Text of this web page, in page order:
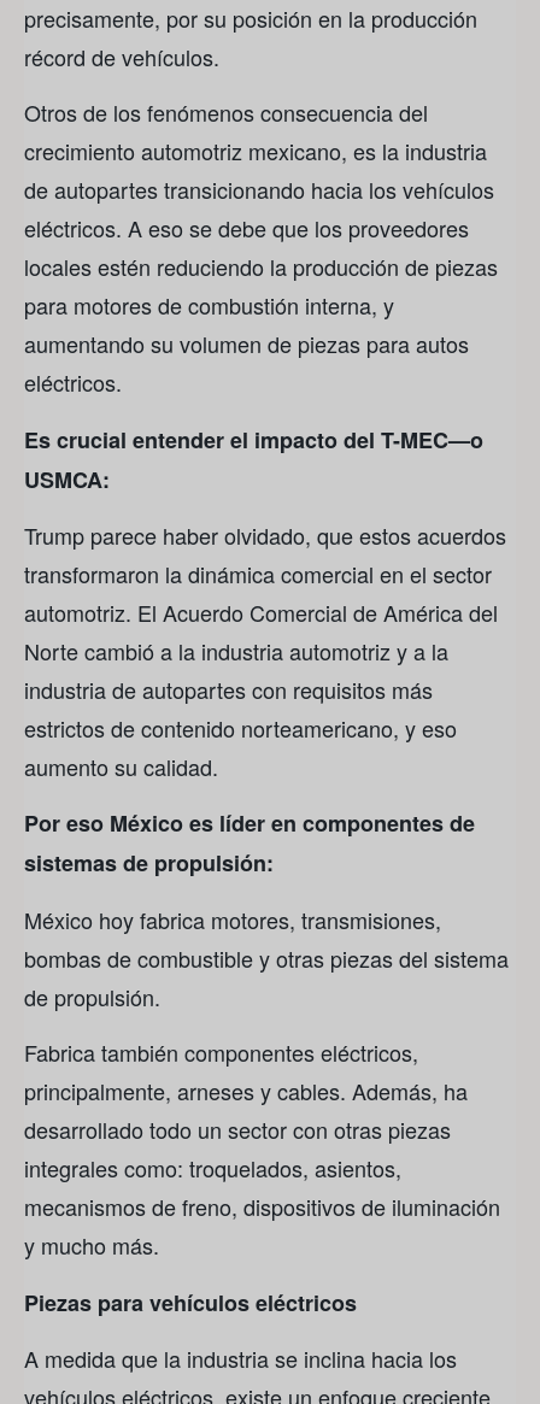
precisamente, por su posición en la producción
récord de vehículos.
Otros de los fenómenos consecuencia del
crecimiento automotriz mexicano, es la industria
de autopartes transicionando hacia los vehículos
eléctricos. A eso se debe que los proveedores
locales estén reduciendo la producción de piezas
para motores de combustión interna, y
aumentando su volumen de piezas para autos
eléctricos.
Es crucial entender el impacto del T-MEC—o
USMCA:
Trump parece haber olvidado, que estos acuerdos
transformaron la dinámica comercial en el sector
automotriz. El Acuerdo Comercial de América del
Norte cambió a la industria automotriz y a la
industria de autopartes con requisitos más
estrictos de contenido norteamericano, y eso
aumento su calidad.
Por eso México es líder en componentes de
sistemas de propulsión:
México hoy fabrica motores, transmisiones,
bombas de combustible y otras piezas del sistema
de propulsión.
Fabrica también componentes eléctricos,
principalmente, arneses y cables. Además, ha
desarrollado todo un sector con otras piezas
integrales como: troquelados, asientos,
mecanismos de freno, dispositivos de iluminación
y mucho más.
Piezas para vehículos eléctricos
A medida que la industria se inclina hacia los
vehículos eléctricos, existe un enfoque creciente